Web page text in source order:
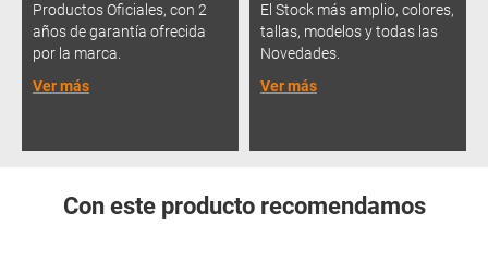
Productos Oficiales, con 2
años de garantía ofrecida
por la marca.
Ver más
El Stock más amplio, colores,
tallas, modelos y todas las
Novedades.
Ver más
Con este producto recomendamos